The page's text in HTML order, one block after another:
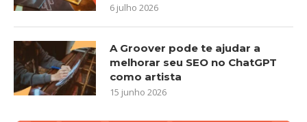
6 julho 2026
A Groover pode te ajudar a
melhorar seu SEO no ChatGPT
como artista
15 junho 2026